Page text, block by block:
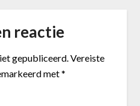
reactie
gepubliceerd.Vereiste
met*